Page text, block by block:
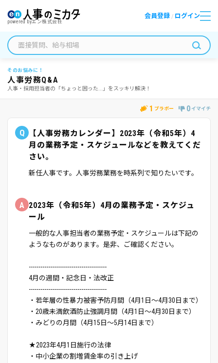
powered byエン株式会社
会員登録 / ログイン
そのお悩みに！
人事労務Q&A
人事・採用担当者の「ちょっと困った...」をスッキリ解決！
1 ブラボー 0 イマイチ
Q
【人事労務カレンダー】2023年（令和5年）4
月の業務予定・スケジュールなどを教えてくだ
さい。
新任人事です。人事労務業務を時系列で知りたいです。
A 2023年（令和5年）4月の業務予定・スケジュ
ール
一般的な人事担当者の業務予定・スケジュールは下記の
ようなものがあります。是非、ご確認ください。
----------------------------------------
4月の週間・記念日・法改正
----------------------------------------
・若年層の性暴力被害予防月間（4月1日～4月30日まで）
・20歳未満飲酒防止強調月間（4月1日～4月30日まで）
・みどりの月間（4月15日～5月14日まで）
★2023年4月1日施行の法律
・中小企業の割増賃金率の引き上げ